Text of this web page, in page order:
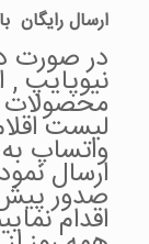
ارسال رایگان
در صورت
نیوپایپ ,
محصولات
لیست
واتساپ
ارسال
صدور
اقدام